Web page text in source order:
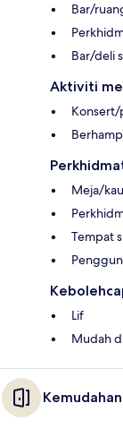
Bar/
Bar/deli
Aktiviti
Konsert/
Meja/
Tempat
Lif
Mudah